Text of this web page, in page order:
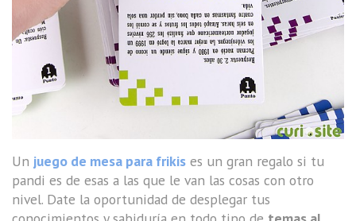
Un juego de mesa para frikis es un gran regalo si tu
pandi es de esas a las que le van las cosas con otro
nivel. Date la oportunidad de desplegar tus